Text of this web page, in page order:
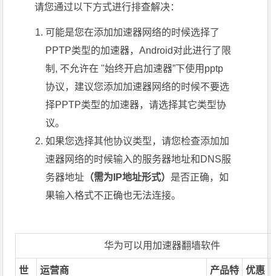
请您通过以下方式进行排查解决：
可能是您在添加加速器网络的时候选择了
PPTP类型的加速器，Android对此进行了限
制, 不允许在 "始终开启加速器”下使用pptp
协议，建议您添加加速器网络的时候不要选
择PPTP类型的加速器，请选择其它类型协
议。
如果您选择其他协议类型，请您检查添加加
速器网络的时候输入的服务器地址和DNS服
务器地址 （需为IP地址形式） 是否正确，如
果输入格式不正确也无法连接。
华为可以用加速器翻墙软件
世
运营商
产品特
优惠